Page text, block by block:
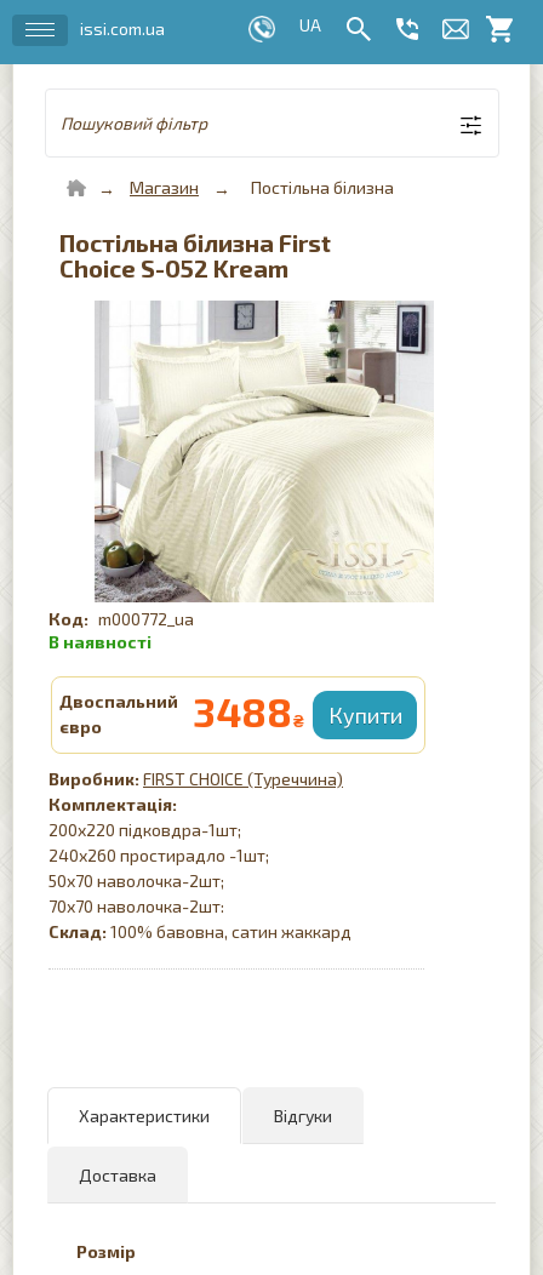
issi.com.ua
Пошуковий фільтр
Магазин Постільна білизна
Постільна білизна First
Choice S-052 Kream
m000772_ua
Двоспальний
євро
3488₴
FIRST CHOICE (Туреччина)
Комплектація:
200х220 підковдра-1шт;
240х260 простирадло -1шт;
50х70 наволочка-2шт;
70х70 наволочка-2шт:
Склад: 100% бавовна, сатин жаккард
Характеристики Відгуки
Доставка
Розмір